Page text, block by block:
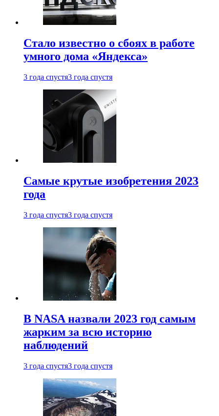
Стало известно о сбоях в работе
умного дома «Яндекса»
3 года спустя3 года спустя
Самые крутые изобретения 2023
года
3 года спустя3 года спустя
В NASA назвали 2023 год самым
жарким за всю историю
наблюдений
3 года спустя3 года спустя